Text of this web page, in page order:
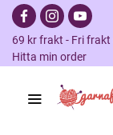
69 kr frakt - Fri
Hitta min order